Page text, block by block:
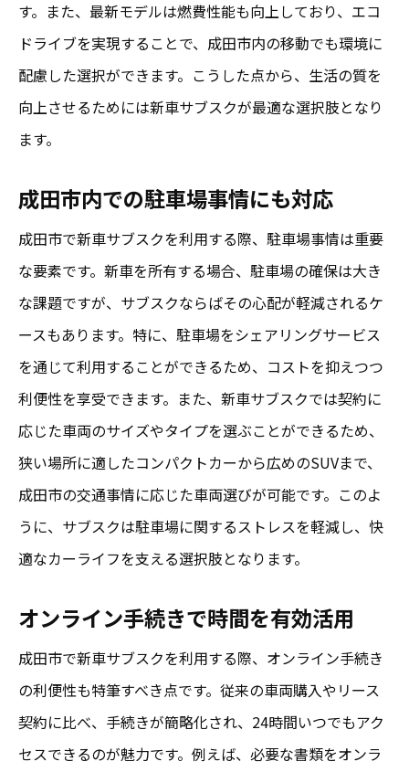
す。また、最新モデルは燃費性能も向上しており、エコ
ドライブを実現することで、成田市内の移動でも環境に
配慮した選択ができます。こうした点から、生活の質を
向上させるためには新車サブスクが最適な選択肢となり
ます。
成田市内での駐車場事情にも対応
成田市で新車サブスクを利用する際、駐車場事情は重要
な要素です。新車を所有する場合、駐車場の確保は大き
な課題ですが、サブスクならばその心配が軽減されるケ
ースもあります。特に、駐車場をシェアリングサービス
を通じて利用することができるため、コストを抑えつつ
利便性を享受できます。また、新車サブスクでは契約に
応じた車両のサイズやタイプを選ぶことができるため、
狭い場所に適したコンパクトカーから広めのSUVまで、
成田市の交通事情に応じた車両選びが可能です。このよ
うに、サブスクは駐車場に関するストレスを軽減し、快
適なカーライフを支える選択肢となります。
オンライン手続きで時間を有効活用
成田市で新車サブスクを利用する際、オンライン手続き
の利便性も特筆すべき点です。従来の車両購入やリース
契約に比べ、手続きが簡略化され、24時間いつでもアク
セスできるのが魅力です。例えば、必要な書類をオンラ